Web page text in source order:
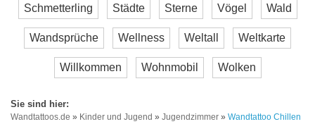
Schmetterling Städte Sterne Vögel Wald
Wandsprüche Wellness Weltall Weltkarte
Willkommen Wohnmobil Wolken
Wandtattoos.de » Kinder und Jugend » Jugendzimmer » Wandtattoo Chillen